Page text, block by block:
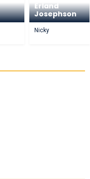
Erland
Josephson
Nicky